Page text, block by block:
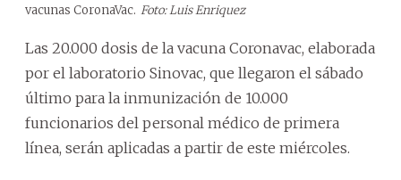
vacunas CoronaVac. Foto: Luis Enriquez
Las 20.000 dosis de la vacuna Coronavac, elaborada
por el laboratorio Sinovac, que llegaron el sábado
último para la inmunización de 10.000
funcionarios del personal médico de primera
línea, serán aplicadas a partir de este miércoles.